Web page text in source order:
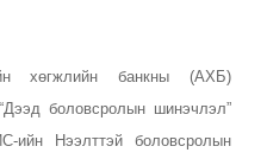
хөгжлийн банкны (АХБ)
боловсролын шинэчлэл”
Нээлттэй боловсролын